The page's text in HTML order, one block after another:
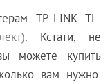
TP-LINK TL-
. Кстати, не
можете купить
вам нужно.